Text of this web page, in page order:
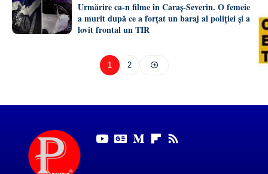
Urmărire ca-n filme în Caraș-Severin. O femeie
a murit după ce a forțat un baraj al poliției și a
lovit frontal un TIR
1 2